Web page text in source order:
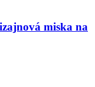
miska na